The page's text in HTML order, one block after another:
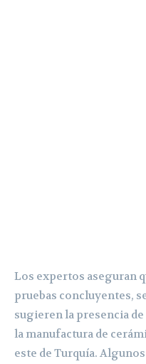
Los expertos aseguran
pruebas concluyentes,
sugieren la presencia
la manufactura de
este de Turquía.